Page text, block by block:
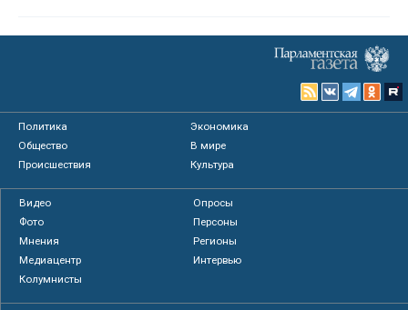
Политика
Экономика
Общество
В мире
Происшествия
Культура
Видео
Опросы
Фото
Персоны
Мнения
Регионы
Медиацентр
Интервью
Колумнисты